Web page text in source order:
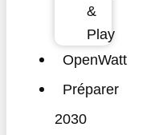
&
Play
OpenWatt
Préparer
2030